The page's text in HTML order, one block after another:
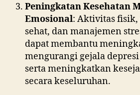
Peningkatan Kesehatan
Emosional: Aktivitas
sehat, dan manajemen
dapat membantu
mengurangi gejala
serta meningkatkan
secara keseluruhan.